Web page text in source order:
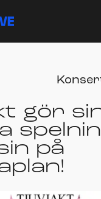
gör
på